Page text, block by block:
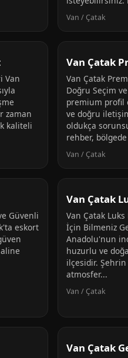
Van / Çatak
Van
zaman
kaliteli
Van Çatak
Van Çatak
Doğru Seçim
premium profil
ve doğru
oldukça
rehber,
Van / Çatak
Güvenli
eskort
Van Çatak
Van Çatak
İçin Bilmeniz
Anadolu'nun
huzurlu ve
ilçesidir.
atmosfer...
Van / Çatak
Van Çatak